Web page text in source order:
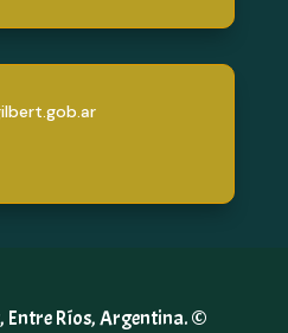
Entre Ríos, Argentina. ©